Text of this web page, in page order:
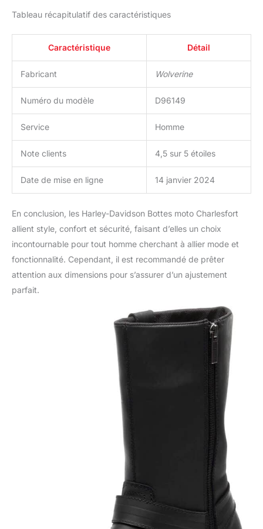
Tableau récapitulatif des caractéristiques
Caractéristique Détail
Fabricant Wolverine
Numéro du modèle D96149
Service Homme
Note clients 4,5 sur 5 étoiles
Date de mise en ligne 14 janvier 2024
En conclusion, les Harley-Davidson Bottes moto Charlesfort
allient style, confort et sécurité, faisant d’elles un choix
incontournable pour tout homme cherchant à allier mode et
fonctionnalité. Cependant, il est recommandé de prêter
attention aux dimensions pour s’assurer d’un ajustement
parfait.